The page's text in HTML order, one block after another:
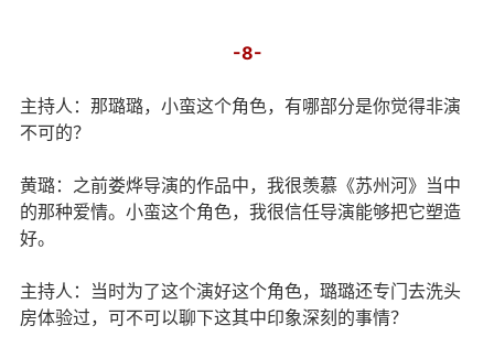
-8-
主持人：那璐璐，小蛮这个角色，有哪部分是你觉得非演
不可的？
黄璐：之前娄烨导演的作品中，我很羡慕《苏州河》当中
的那种爱情。小蛮这个角色，我很信任导演能够把它塑造
好。
主持人：当时为了这个演好这个角色，璐璐还专门去洗头
房体验过，可不可以聊下这其中印象深刻的事情？